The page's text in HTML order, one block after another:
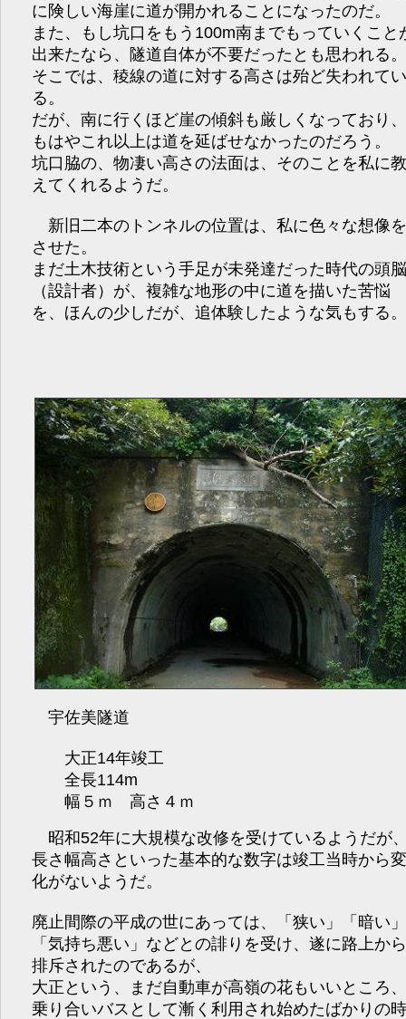
に険しい海崖に道が開かれることになったのだ。
また、もし坑口をもう100m南までもっていくこと
出来たなら、隧道自体が不要だったとも思われる
そこでは、稜線の道に対する高さは殆ど失われて
る。
だが、南に行くほど崖の傾斜も厳しくなっており
もはやこれ以上は道を延ばせなかったのだろう。
坑口脇の、物凄い高さの法面は、そのことを私に
えてくれるようだ。
新旧二本のトンネルの位置は、私に色々な想像
させた。
まだ土木技術という手足が未発達だった時代の頭
（設計者）が、複雑な地形の中に道を描いた苦悩
を、ほんの少しだが、追体験したような気もする
宇佐美隧道
大正14年竣工
全長114m
幅５ｍ 高さ４ｍ
昭和52年に大規模な改修を受けているようだが
長さ幅高さといった基本的な数字は竣工当時から
化がないようだ。
廃止間際の平成の世にあっては、「狭い」「暗い
「気持ち悪い」などとの誹りを受け、遂に路上か
排斥されたのであるが、
大正という、まだ自動車が高嶺の花もいいところ
乗り合いバスとして漸く利用され始めたばかりの